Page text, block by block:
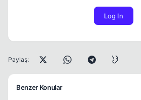
Log In
Paylaş:
Benzer Konular